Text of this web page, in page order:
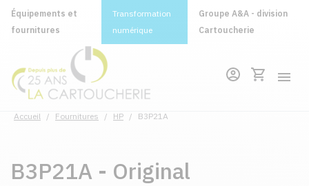
Équipements et
fournitures
Transformation
numérique
Groupe A&A - division
Cartoucherie
Accueil / Fournitures / HP / B3P21A
B3P21A - Original